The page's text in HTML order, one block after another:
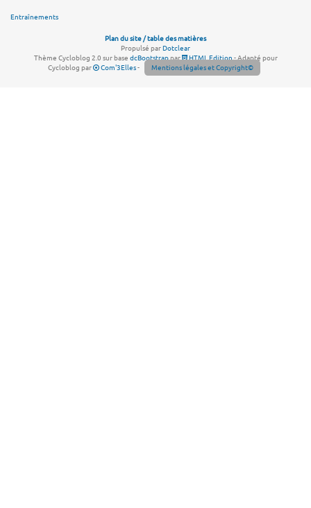
Entraînements
Plan du site / table des matières
Propulsé parDotclear
Thème Cycloblog 2.0 sur base dcBootstrappar HTML Edition- Adapté pour
Cycloblog par
Com'3Elles- Mentions légales et Copyright©